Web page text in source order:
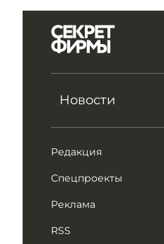
Новости
Редакция
Спецпроекты
Реклама
RSS